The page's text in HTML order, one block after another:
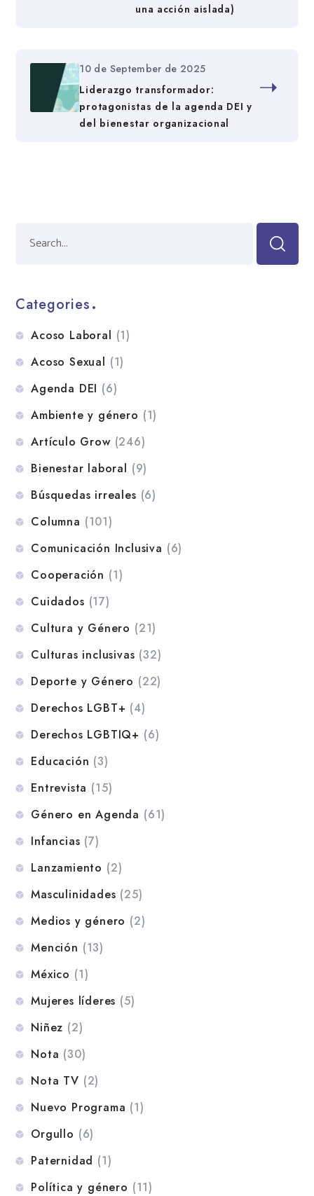
una acción aislada)
10 de September de 2025
Liderazgo transformador:
protagonistas de la agenda DEI y
del bienestar organizacional
Categories
Acoso Laboral (1)
Acoso Sexual (1)
Agenda DEI (6)
Ambiente y género (1)
Artículo Grow (246)
Bienestar laboral (9)
Búsquedas irreales (6)
Columna (101)
Comunicación Inclusiva (6)
Cooperación (1)
Cuidados (17)
Cultura y Género (21)
Culturas inclusivas (32)
Deporte y Género (22)
Derechos LGBT+ (4)
Derechos LGBTIQ+ (6)
Educación (3)
Entrevista (15)
Género en Agenda (61)
Infancias (7)
Lanzamiento (2)
Masculinidades (25)
Medios y género (2)
Mención (13)
México (1)
Mujeres líderes (5)
Niñez (2)
Nota (30)
Nota TV (2)
Nuevo Programa (1)
Orgullo (6)
Paternidad (1)
Política y género (11)